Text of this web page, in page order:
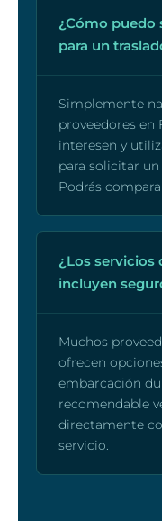
¿Cómo puedo
para un
Simplemente
proveedores en
interesen y
para solicitar
Podrás
¿Los servicios
incluyen
Muchos
ofrecen
embarcación
recomendable
directamente
servicio.